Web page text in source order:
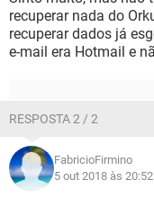
recuperar nada do
recuperar dados já
e-mail era Hotmail e
RESPOSTA 2 / 2
FabricioFirmino
5 out 2018 às 20:52